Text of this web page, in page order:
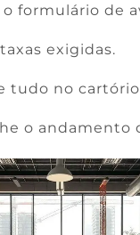
formulário de
exigidas.
tudo no
o andamento